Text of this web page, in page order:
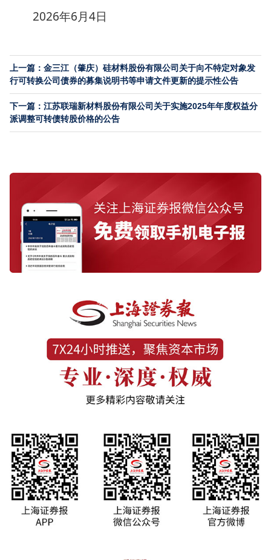
2026年6月4日
上一篇：金三江（肇庆）硅材料股份有限公司关于向不特定对象发
行可转换公司债券的募集说明书等申请文件更新的提示性公告
下一篇：江苏联瑞新材料股份有限公司关于实施2025年年度权益分
派调整可转债转股价格的公告